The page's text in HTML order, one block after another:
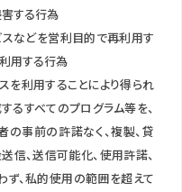
害する行為
スなどを営利目的で再利用す
用する行為
を利用することにより得られ
るすべてのプログラム等を、
事前の許諾なく、複製、貸
信、送信可能化、使用許諾、
ず、私的使用の範囲を超えて